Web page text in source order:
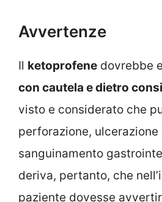
Avvertenze
Il ketoprofene dovrebbe
con cautela e dietro
visto e considerato che
perforazione, ulcerazione
sanguinamento
deriva, pertanto, che
paziente dovesse